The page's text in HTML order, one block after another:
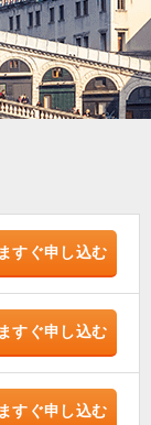
すぐ申し込む
すぐ申し込む
すぐ申し込む